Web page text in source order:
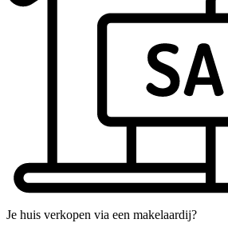
Je huis verkopen via een makelaardij?